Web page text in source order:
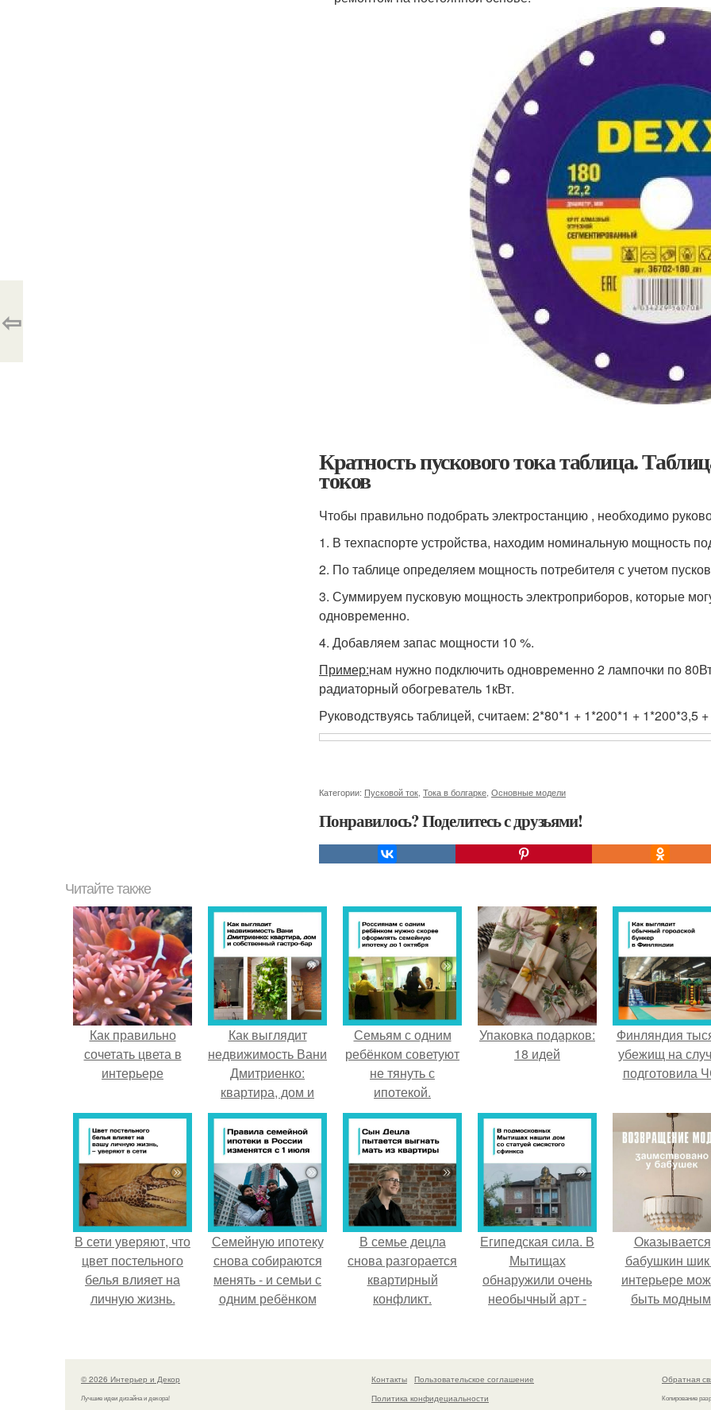
Кратность пускового тока таблица.
токов
Чтобы правильно подобрать электростанцию , необходимо
1. В техпаспорте устройства, находим номинальную мощность
2. По таблице определяем мощность потребителя с учетом
3. Суммируем пусковую мощность электроприборов, которые
одновременно.
4. Добавляем запас мощности 10 %.
Пример:нам нужно подключить одновременно 2 лампочки по
радиаторный обогреватель 1кВт.
Руководствуясь таблицей, считаем: 2*80*1 + 1*200*1 + 1*200*3,5
Категории: Пусковой ток Тока в болгарке Основные модели
Понравилось? Поделитесь с друзьями!
⇦
Читайте также
Как правильно
сочетать цвета в
интерьере
Как выглядит
недвижимость Вани
Дмитриенко:
квартира, дом и
собственный гастро
- бар.
Семьям с одним
ребёнком советуют
не тянуть с
ипотекой.
Упаковка подарков:
18 идей
Финляндия
убежищ на
подготовила
В сети уверяют, что
цвет постельного
белья влияет на
личную жизнь.
Семейную ипотеку
снова собираются
менять - и семьи с
одним ребёнком
В семье децла
снова разгорается
квартирный
конфликт.
Египедская сила. В
Мытищах
обнаружили очень
необычный арт -
Оказывается
бабушкин
интерьере
быть
© 2026 Интерьер и Декор
Лучшие идеи дизайна и декора!
Контакты
Пользовательское соглашение
Политика конфидециальности
Обратная
Копирование